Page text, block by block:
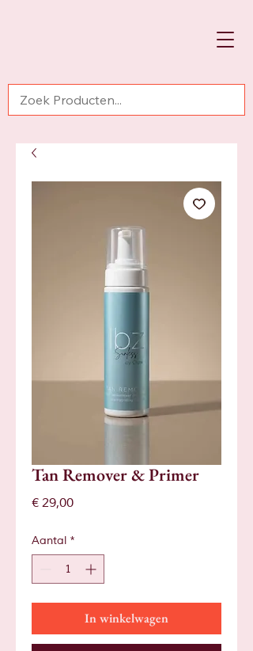
Tan Remover & Primer
€ 29,00Prijs
Aantal *
In winkelwagen